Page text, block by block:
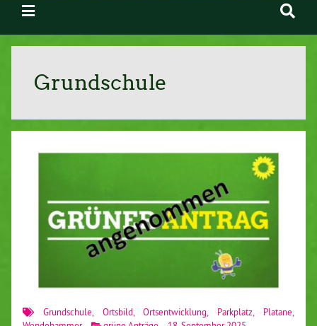
Grundschule
Grundschule, Ortsbild,Ortsentwicklung, Parkplatz, Platane,